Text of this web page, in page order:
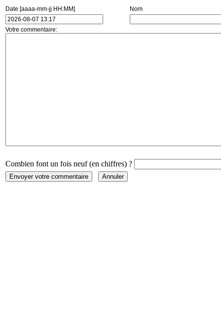
Date [aaaa-mm-jj HH:MM] Nom
Votre commentaire:
Combien font un fois neuf (en chiffres) ?